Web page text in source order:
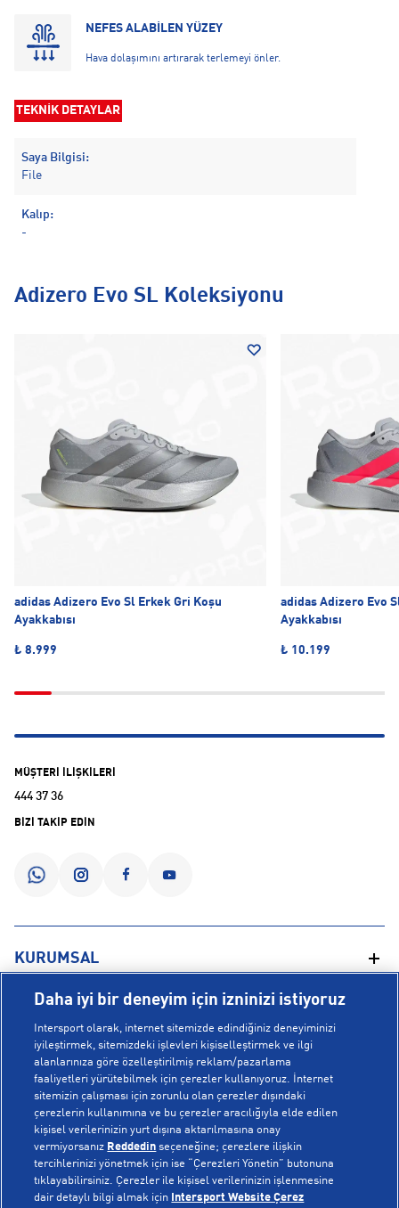
NEFES ALABİLEN YÜZEY
Hava dolaşımını artırarak terlemeyi önler.
TEKNİK DETAYLAR
Saya Bilgisi:
File
Kalıp:
-
Adizero Evo SL Koleksiyonu
adidas Adizero Evo Sl Erkek Gri Koşu
Ayakkabısı
₺ 8.999
adidas Adizero Evo
Ayakkabısı
₺ 10.199
MÜŞTERİ İLİŞKİLERİ
444 37 36
BİZİ TAKİP EDİN
KURUMSAL
Hakkımızda
Mağazalarımız
Bilgi Toplumu Hizmetleri
Gizlilik Politikası
İşlem Rehberi
Kampanyalar
Çerez Politikası
YARDIM
Sipariş Takibi
İptal & İade
Sıkça Sorulan Sorular
Yetkili Servis Listesi
Bize Ulaşın
POPÜLER KOLEKSİYONLAR
Voleybol Milli Takım Formaları
New Balance 408
Nike Initiator
© Copyright INTERSPORT 2026
Üyelik SözleşmesiGizlilikÇerezler
Daha iyi bir deneyim için izninizi istiyoruz
Intersport olarak, internet sitemizde edindiğiniz deneyiminizi
iyileştirmek, sitemizdeki işlevleri kişiselleştirmek ve ilgi
alanlarınıza göre özelleştirilmiş reklam/pazarlama
faaliyetleri yürütebilmek için çerezler kullanıyoruz. İnternet
sitemizin çalışması için zorunlu olan çerezler dışındaki
çerezlerin kullanımına ve bu çerezler aracılığıyla elde edilen
kişisel verilerinizin yurt dışına aktarılmasına onay
vermiyorsanız Reddedin seçeneğine; çerezlere ilişkin
tercihlerinizi yönetmek için ise “Çerezleri Yönetin” butonuna
tıklayabilirsiniz. Çerezler ile kişisel verilerinizin işlenmesine
dair detaylı bilgi almak için
Intersport Website Çerez